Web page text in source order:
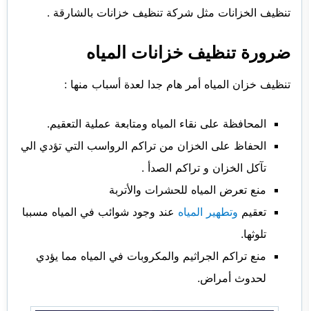
تنظيف الخزانات مثل شركة تنظيف خزانات بالشارقة .
ضرورة تنظيف خزانات المياه
تنظيف خزان المياه أمر هام جدا لعدة أسباب منها :
المحافظة على نقاء المياه ومتابعة عملية التعقيم.
الحفاظ على الخزان من تراكم الرواسب التي تؤدي الي
تآكل الخزان و تراكم الصدأ .
منع تعرض المياه للحشرات والأتربة
تعقيم وتطهير المياه عند وجود شوائب في المياه مسببا
تلوثها.
منع تراكم الجراثيم والمكروبات في المياه مما يؤدي
لحدوث أمراض.